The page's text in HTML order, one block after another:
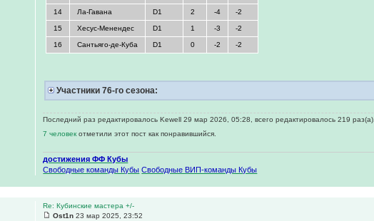
14 Ла-Гавана D1 2 -4 -2
15 Хесус-Менендес D1 1 -3 -2
16 Сантьяго-де-Куба D1 0 -2 -2
Участники 76-го сезона:
Последний раз редактировалось Kewell 29 мар 2026, 05:28, всего редактировалось 219 раз(а).
7 человекотметили этот пост как понравившийся.
достижения ФФ Кубы
Свободные команды Кубы Свободные ВИП-команды Кубы
Re: Кубинские мастера +/-
Ost1n 23 мар 2025, 23:52